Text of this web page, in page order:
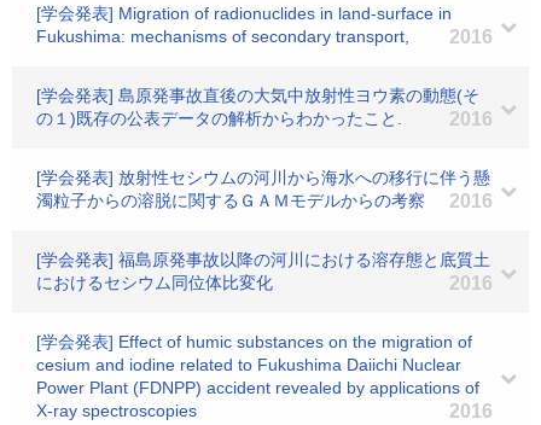
[学会発表] Migration of radionuclides in land-surface in
Fukushima: mechanisms of secondary transport,
2016
[学会発表] 島原発事故直後の大気中放射性ヨウ素の動態(そ
の１)既存の公表データの解析からわかったこと.
2016
[学会発表] 放射性セシウムの河川から海水への移行に伴う懸
濁粒子からの溶脱に関するＧＡＭモデルからの考察
2016
[学会発表] 福島原発事故以降の河川における溶存態と底質土
におけるセシウム同位体比変化
2016
[学会発表] Effect of humic substances on the migration of
cesium and iodine related to Fukushima Daiichi Nuclear
Power Plant (FDNPP) accident revealed by applications of
X-ray spectroscopies
2016